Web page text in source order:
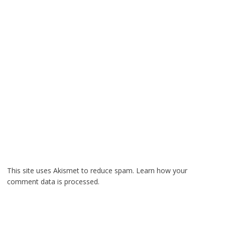
This site uses Akismet to reduce spam. Learn how your
comment data is processed.